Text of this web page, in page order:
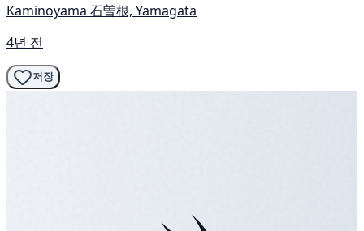
Kaminoyama 石曽根, Yamagata
4년 전
저장